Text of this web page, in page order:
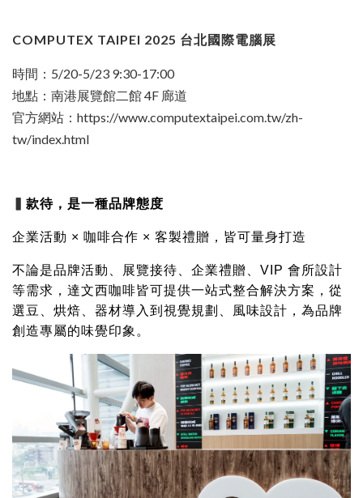
COMPUTEX TAIPEI 2025 台北國際電腦展
時間：5/20-5/23 9:30-17:00
地點：南港展覽館二館 4F 廊道
官方網站：https://www.computextaipei.com.tw/zh-
tw/index.html
▍ 款待，是一種品牌態度
企業活動 × 咖啡合作 × 客製禮贈，皆可量身打造
不論是品牌活動、展覽接待、企業禮贈、VIP 會所設計
等需求，達文西咖啡皆可提供一站式整合解決方案，從
選豆、烘焙、器材導入到視覺規劃、風味設計，為品牌
創造專屬的味覺印象。